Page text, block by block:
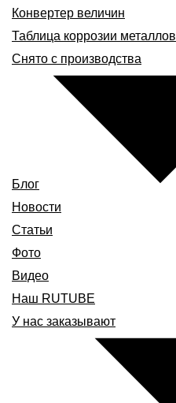
Конвертер величин
Таблица коррозии металлов
Снято с производства
Блог
Новости
Статьи
Фото
Видео
Наш RUTUBE
У нас заказывают